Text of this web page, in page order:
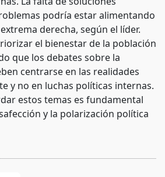
podría estar alimentando
derecha, según el líder.
el bienestar de la población
que los debates sobre la
centrarse en las realidades
y no en luchas políticas internas.
estos temas es fundamental
y la polarización política